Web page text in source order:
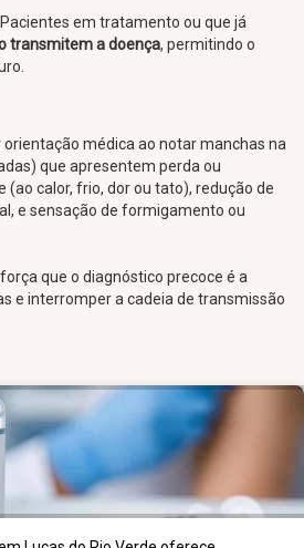
Pacientes em tratamento ou que já
transmitem a doença, permitindo o
médica ao notar manchas na
que apresentem perda ou
(ao calor, frio, dor ou tato), redução de
e sensação de formigamento ou
que o diagnóstico precoce é a
e interromper a cadeia de transmissão